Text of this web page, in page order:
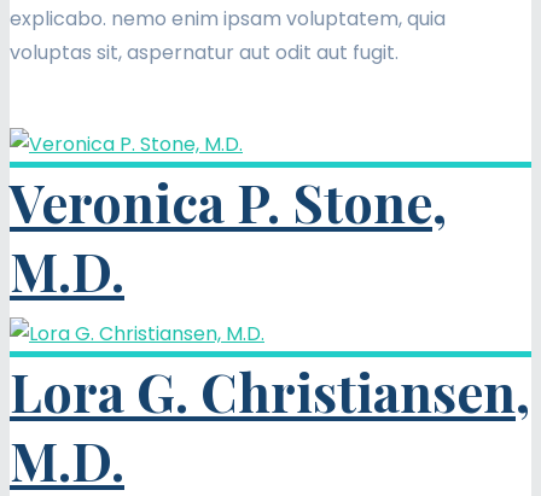
explicabo. nemo enim ipsam voluptatem, quia
voluptas sit, aspernatur aut odit aut fugit.
Veronica P. Stone,
M.D.
Lora G. Christiansen,
M.D.